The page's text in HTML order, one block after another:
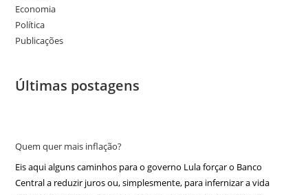
Economia
Política
Publicações
Últimas postagens
Quem quer mais inflação?
Eis aqui alguns caminhos para o governo Lula forçar o Banco
Central a reduzir juros ou, simplesmente, para infernizar a vida